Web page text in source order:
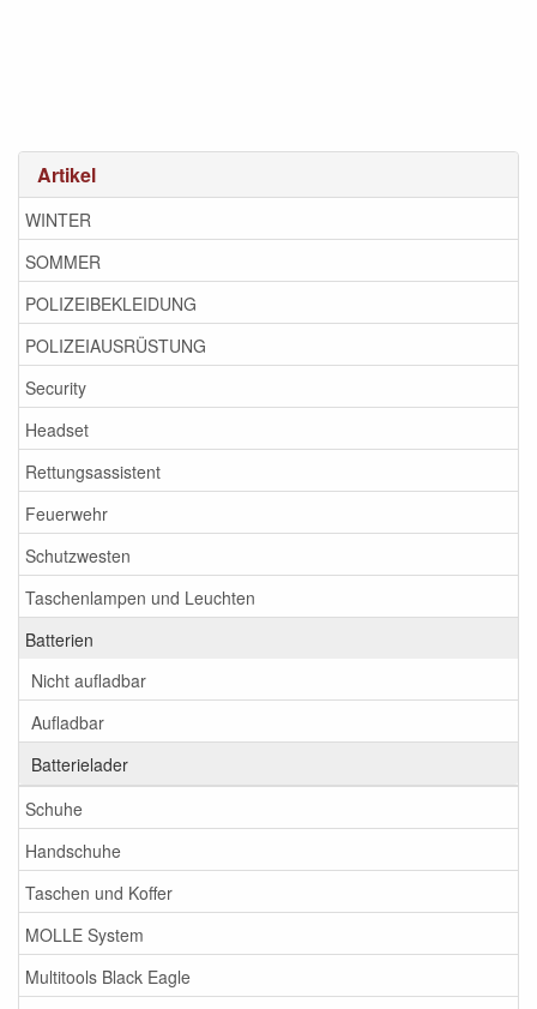
Artikel
WINTER
SOMMER
POLIZEIBEKLEIDUNG
POLIZEIAUSRÜSTUNG
Security
Headset
Rettungsassistent
Feuerwehr
Schutzwesten
Taschenlampen und Leuchten
Batterien
Nicht aufladbar
Aufladbar
Batterielader
Schuhe
Handschuhe
Taschen und Koffer
MOLLE System
Multitools Black Eagle